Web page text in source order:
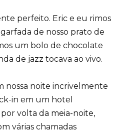
perfeito. Eric e eu rimos
de nosso prato de
um bolo de chocolate
de jazz tocava ao vivo.
nossa noite incrivelmente
in em um hotel
volta da meia-noite,
várias chamadas